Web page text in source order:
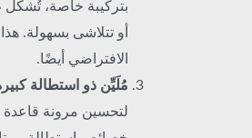
بتركيبة خاصة، تُشكل
أو تتلاشى بسهولة.
الافتراضي أيضًا.
مُلَيِّن ذو استطالة
لتحسين مرونة